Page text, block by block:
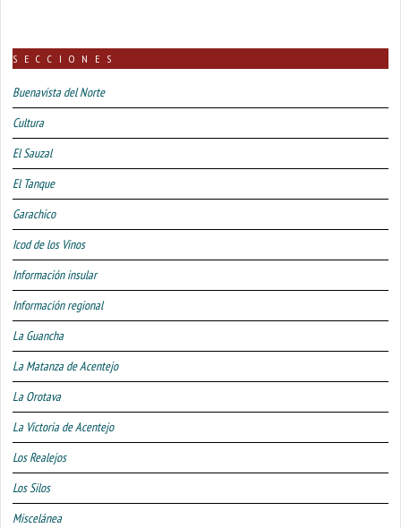
SECCIONES
Buenavista del Norte
Cultura
El Sauzal
El Tanque
Garachico
Icod de los Vinos
Información insular
Información regional
La Guancha
La Matanza de Acentejo
La Orotava
La Victoria de Acentejo
Los Realejos
Los Silos
Miscelánea